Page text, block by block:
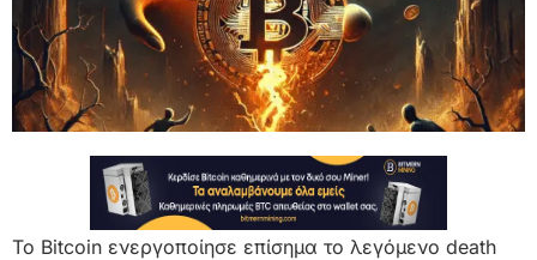
Το Bitcoin ενεργοποίησε επίσημα το λεγόμενο death